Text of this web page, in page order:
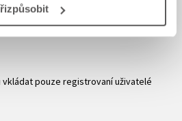
pouze registrovaní uživatelé